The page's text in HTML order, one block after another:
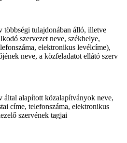
többségi tulajdonában álló, illetve
szervezet neve, székhelye,
elektronikus levélcíme),
neve, a közfeladatot ellátó szerv
által alapított közalapítványok neve,
címe, telefonszáma, elektronikus
szervének tagjai